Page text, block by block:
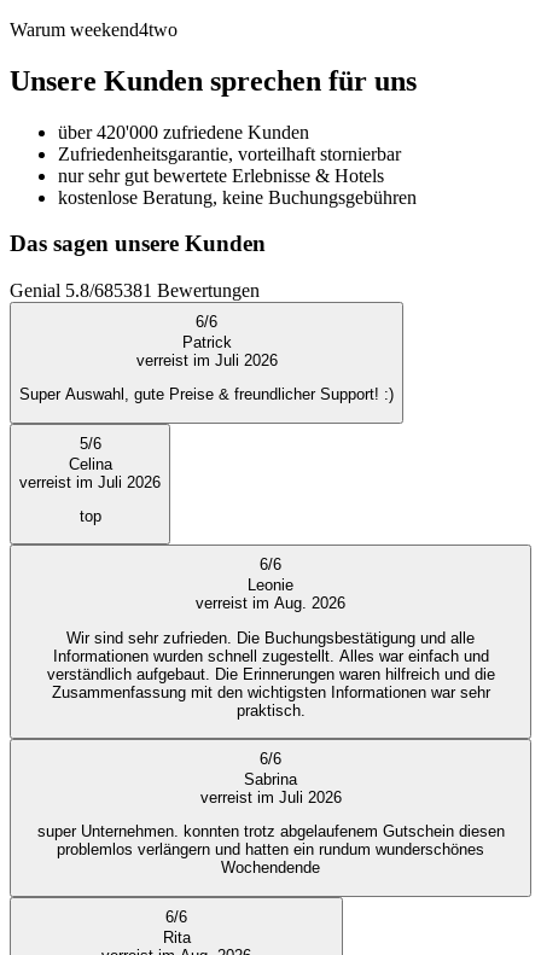
Warum weekend4two
Unsere Kunden sprechen für uns
über 420'000 zufriedene Kunden
Zufriedenheitsgarantie, vorteilhaft stornierbar
nur sehr gut bewertete Erlebnisse & Hotels
kostenlose Beratung, keine Buchungsgebühren
Das sagen unsere Kunden
Genial 5.8/685381 Bewertungen
6/6
Patrick
verreist im Juli 2026
Super Auswahl, gute Preise & freundlicher Support! :)
5/6
Celina
verreist im Juli 2026
top
6/6
Leonie
verreist im Aug. 2026
Wir sind sehr zufrieden. Die Buchungsbestätigung und alle
Informationen wurden schnell zugestellt. Alles war einfach und
verständlich aufgebaut. Die Erinnerungen waren hilfreich und die
Zusammenfassung mit den wichtigsten Informationen war sehr
praktisch.
6/6
Sabrina
verreist im Juli 2026
super Unternehmen. konnten trotz abgelaufenem Gutschein diesen
problemlos verlängern und hatten ein rundum wunderschönes
Wochendende
6/6
Rita